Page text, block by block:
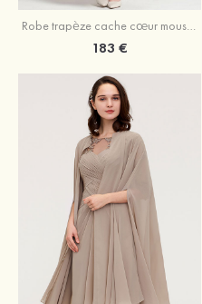
Robe trapèze cache cœur mousseline longueur mollet robe de mère de la mariée avec plissé veste
183 €